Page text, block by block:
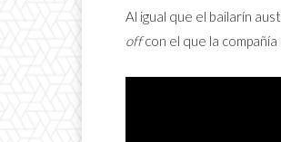
Al igual que el bailarín
offcon el que la